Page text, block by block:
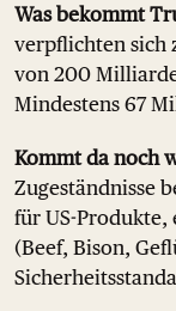
Was bekommt
verpflichten sich
von 200
Mindestens 67
Kommt da noch
Zugeständnisse
für US-Produkte,
(Beef, Bison,